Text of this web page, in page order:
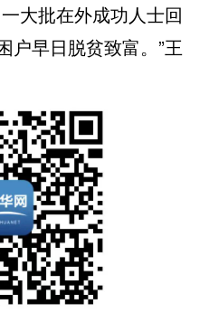
大批在外成功人士回
户早日脱贫致富。”王